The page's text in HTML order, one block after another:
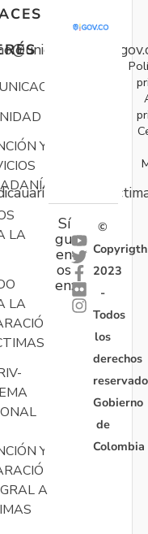
Y
LA
LA
Y
A
Sí
gu
en
os
en:
©
Copyrigth
2023
-
Todos
los
derechos
Gobierno
de
Colombia